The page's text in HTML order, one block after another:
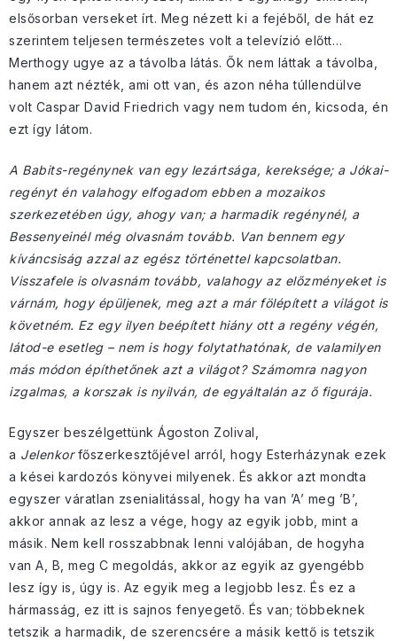
elsősorban verseket írt. Meg nézett ki a fejéből, de hát ez
szerintem teljesen természetes volt a televízió előtt…
Merthogy ugye az a távolba látás. Ők nem láttak a távolba,
hanem azt nézték, ami ott van, és azon néha túllendülve
volt Caspar David Friedrich vagy nem tudom én, kicsoda, én
ezt így látom.
A Babits-regénynek van egy lezártsága, kereksége; a Jókai-
regényt én valahogy elfogadom ebben a mozaikos
szerkezetében úgy, ahogy van; a harmadik regénynél, a
Bessenyeinél még olvasnám tovább. Van bennem egy
kíváncsiság azzal az egész történettel kapcsolatban.
Visszafele is olvasnám tovább, valahogy az előzményeket is
várnám, hogy épüljenek, meg azt a már fölépített a világot is
követném. Ez egy ilyen beépített hiány ott a regény végén,
látod-e esetleg – nem is hogy folytathatónak, de valamilyen
más módon építhetőnek azt a világot? Számomra nagyon
izgalmas, a korszak is nyilván, de egyáltalán az ő figurája.
Egyszer beszélgettünk Ágoston Zolival,
a Jelenkorfőszerkesztőjével arról, hogy Esterházynak ezek
a kései kardozós könyvei milyenek. És akkor azt mondta
egyszer váratlan zsenialitással, hogy ha van ’A’ meg ’B’,
akkor annak az lesz a vége, hogy az egyik jobb, mint a
másik. Nem kell rosszabbnak lenni valójában, de hogyha
van A, B, meg C megoldás, akkor az egyik az gyengébb
lesz így is, úgy is. Az egyik meg a legjobb lesz. És ez a
hármasság, ez itt is sajnos fenyegető. És van; többeknek
tetszik a harmadik, de szerencsére a másik kettő is tetszik